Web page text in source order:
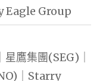
Eagle Group
鷹集團(SEG)｜
｜Starry